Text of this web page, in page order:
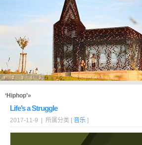
‘Hiphop’»
Life’s a Struggle
2017-11-9 | 所属分类 [ 音乐 ]